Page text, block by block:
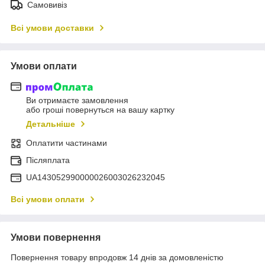
Самовивіз
Всі умови доставки
Умови оплати
Ви отримаєте замовлення
або гроші повернуться на вашу картку
Детальніше
Оплатити частинами
Післяплата
UA143052990000026003026232045
Всі умови оплати
Умови повернення
Повернення товару впродовж 14 днів за домовленістю